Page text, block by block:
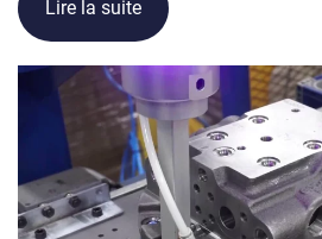
Lire la suite